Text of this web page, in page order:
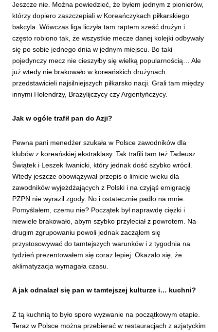
Jeszcze nie. Można powiedzieć, że byłem jednym z pionierów,
którzy dopiero zaszczepiali w Koreańczykach piłkarskiego
bakcyla. Wówczas liga liczyła tam raptem sześć drużyn i
często robiono tak, że wszystkie mecze danej kolejki odbywały
się po sobie jednego dnia w jednym miejscu. Bo taki
pojedynczy mecz nie cieszyłby się wielką popularnością… Ale
już wtedy nie brakowało w koreańskich drużynach
przedstawicieli najsilniejszych piłkarsko nacji. Grali tam między
innymi Holendrzy, Brazylijczycy czy Argentyńczycy.
Jak w ogóle trafił pan do Azji?
Pewna pani menedżer szukała w Polsce zawodników dla
klubów z koreańskiej ekstraklasy. Tak trafili tam też Tadeusz
Świątek i Leszek Iwanicki, który jednak dość szybko wrócił.
Wtedy jeszcze obowiązywał przepis o limicie wieku dla
zawodników wyjeżdżających z Polski i na czyjąś emigrację
PZPN nie wyraził zgody. No i ostatecznie padło na mnie.
Pomyślałem, czemu nie? Początek był naprawdę ciężki i
niewiele brakowało, abym szybko przyleciał z powrotem. Na
drugim zgrupowaniu powoli jednak zacząłem się
przystosowywać do tamtejszych warunków i z tygodnia na
tydzień prezentowałem się coraz lepiej. Okazało się, że
aklimatyzacja wymagała czasu.
A jak odnalazł się pan w tamtejszej kulturze i… kuchni?
Z tą kuchnią to było spore wyzwanie na początkowym etapie.
Teraz w Polsce można przebierać w restauracjach z azjatyckim